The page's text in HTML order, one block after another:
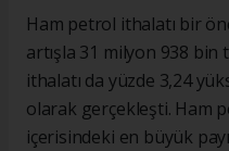
Ham petrol ithalatı bir
artışla 31 milyon 938
ithalatı da yüzde 3,24
olarak gerçekleşti. Ham
içerisindeki en büyük